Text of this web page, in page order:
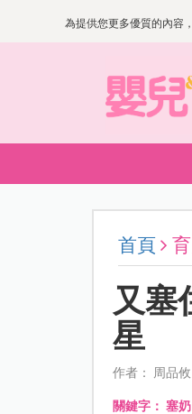
為提供您更多優質的內容
首頁
又塞
星
作者： 周品
關鍵字： 塞奶